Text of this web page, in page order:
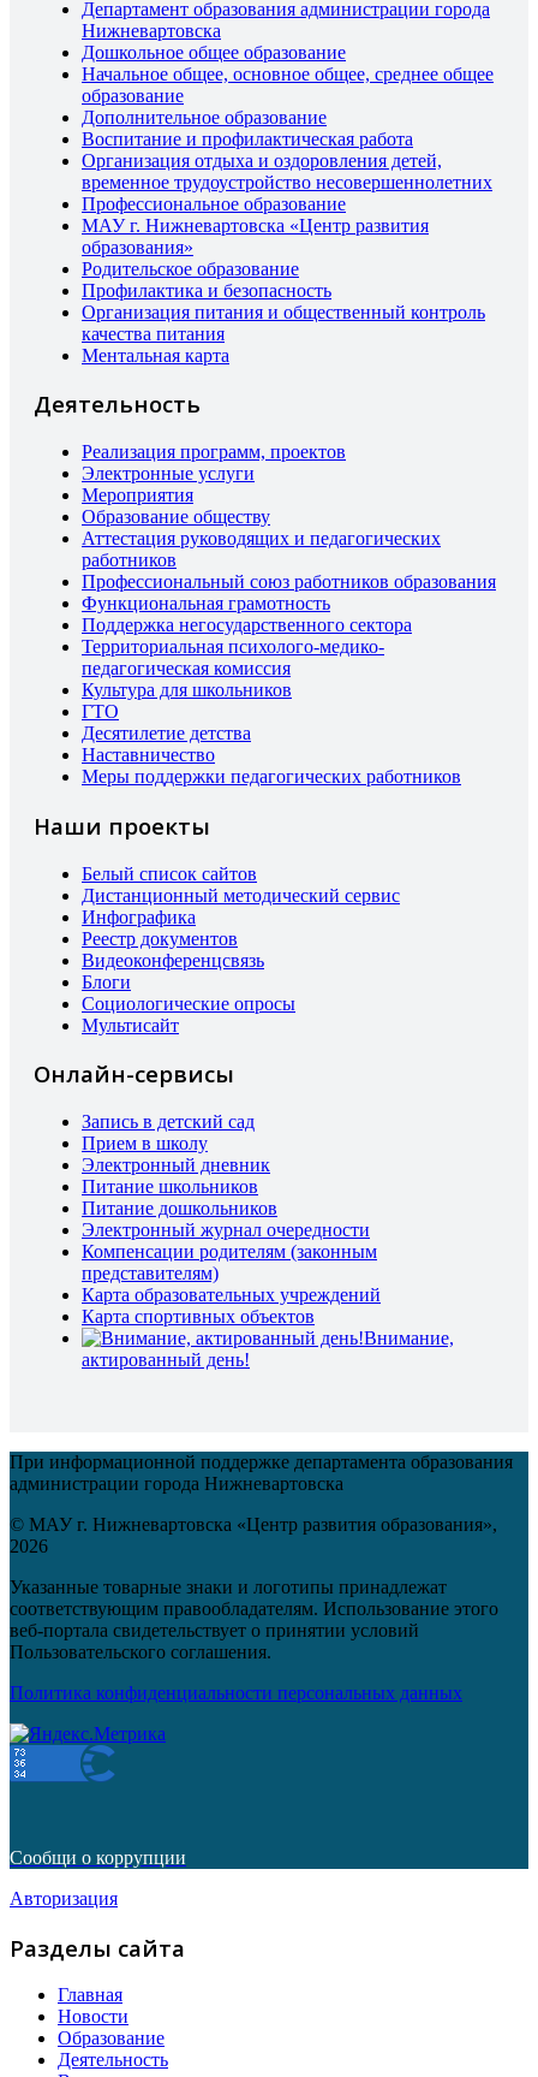
Департамент образования администрации города
Нижневартовска
Дошкольное общее образование
Начальное общее, основное общее, среднее общее
образование
Дополнительное образование
Воспитание и профилактическая работа
Организация отдыха и оздоровления детей,
временное трудоустройство несовершеннолетних
Профессиональное образование
МАУ г. Нижневартовска «Центр развития
образования»
Родительское образование
Профилактика и безопасность
Организация питания и общественный контроль
качества питания
Ментальная карта
Деятельность
Реализация программ, проектов
Электронные услуги
Мероприятия
Образование обществу
Аттестация руководящих и педагогических
работников
Профессиональный союз работников образования
Функциональная грамотность
Поддержка негосударственного сектора
Территориальная психолого-медико-
педагогическая комиссия
Культура для школьников
ГТО
Десятилетие детства
Наставничество
Меры поддержки педагогических работников
Наши проекты
Белый список сайтов
Дистанционный методический сервис
Инфографика
Реестр документов
Видеоконференцсвязь
Блоги
Социологические опросы
Мультисайт
Онлайн-сервисы
Запись в детский сад
Прием в школу
Электронный дневник
Питание школьников
Питание дошкольников
Электронный журнал очередности
Компенсации родителям (законным
представителям)
Карта образовательных учреждений
Карта спортивных объектов
Внимание,
актированный день!
При информационной поддержке департамента образования
администрации города Нижневартовска
© МАУ г. Нижневартовска «Центр развития образования»,
2026
Указанные товарные знаки и логотипы принадлежат
соответствующим правообладателям. Использование этого
веб-портала свидетельствует о принятии условий
Пользовательского соглашения.
Политика конфиденциальности персональных данных
Сообщи о коррупции
Авторизация
Разделы сайта
Главная
Новости
Образование
Деятельность